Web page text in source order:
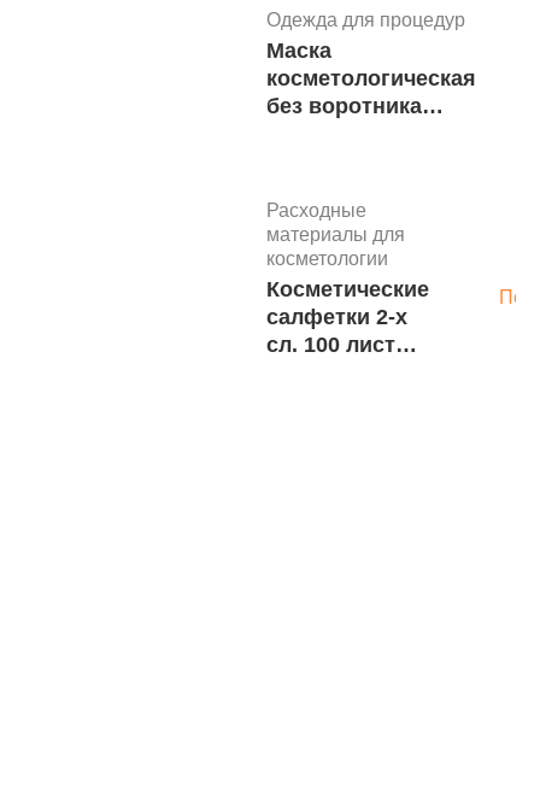
ЛЛ-3
м.5916
Одежда для процедур
Маска
косметологическая
без воротника
Расходные
материалы для
косметологии
Косметические
салфетки 2-х
сл. 100 листов